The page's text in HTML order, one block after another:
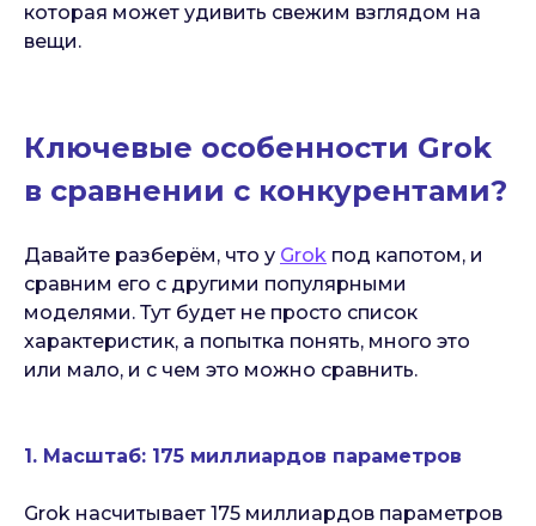
которая может удивить свежим взглядом на
вещи.
Ключевые особенности Grok
в сравнении с конкурентами?
Давайте разберём, что у Grok под капотом, и
сравним его с другими популярными
моделями. Тут будет не просто список
характеристик, а попытка понять, много это
или мало, и с чем это можно сравнить.
1. Масштаб: 175 миллиардов параметров
Grok насчитывает 175 миллиардов параметров